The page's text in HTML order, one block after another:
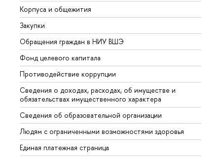
Корпуса и общежития
Закупки
Обращения граждан в НИУ ВШЭ
Фонд целевого капитала
Противодействие коррупции
Сведения о доходах, расходах, об имуществе и
обязательствах имущественного характера
Сведения об образовательной организации
Людям с ограниченными возможностями здоровья
Единая платежная страница